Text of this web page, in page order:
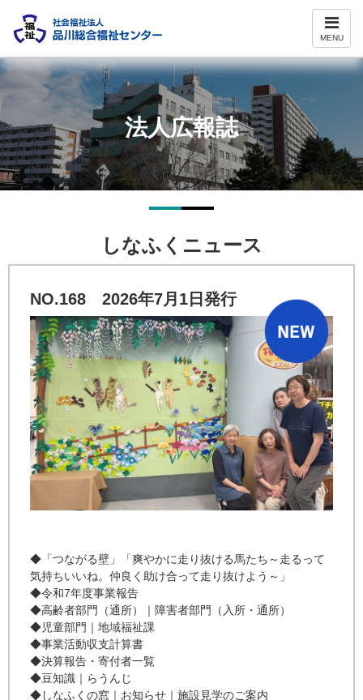
ナ
ビ
ゲ
シ
ョ
MENU
法人広報誌
しなふくニュース
NO.168 2026年7月1日発行
◆「つながる壁」「爽やかに走り抜ける馬たち～走るって
気持ちいいね。仲良く助け合って走り抜けよう～」
◆令和7年度事業報告
◆高齢者部門（通所）｜障害者部門（入所・通所）
◆児童部門｜地域福祉課
◆事業活動収支計算書
◆決算報告・寄付者一覧
◆豆知識｜らうんじ
◆しなふくの窓｜お知らせ｜施設見学のご案内